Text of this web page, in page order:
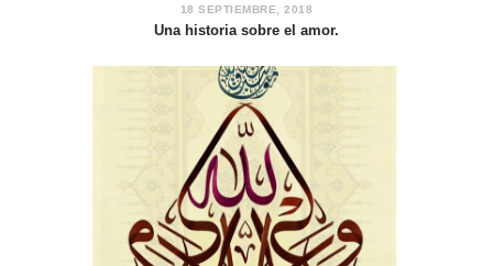
18 SEPTIEMBRE, 2018
Una historia sobre el amor.